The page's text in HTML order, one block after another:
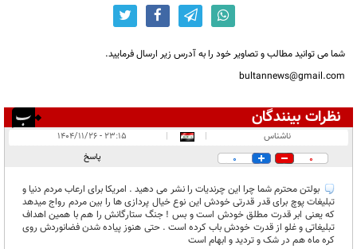
شما می توانید مطالب و تصاویر خود را به آدرس زیر ارسال فرمایید.
bultannews@gmail.com
نظرات بینندگان
در انتظار بررسی:
ناشناس |
|
۲۳:۱۵ - ۱۴۰۴/۱۱/۲۶
0
0 پاسخ
بولتن محترم شما چرا این چرندیات را نشر می دهید . امریکا برای ارعاب مردم دنیا و
تبلیغات پوچ برای قدر قدرتی خودش این نوع خیال پردازی ها را بین مردم رواج میدهد
که یعنی ابر قدرت مطلق خودش است و بس ! جنگ ستارگانش را هم با همین اهداف
تبلیغاتی و غلو از قدرت خودش باب کرده است . حتی هنوز پیاده شدن فضانوردش روی
کره ماه هم در شک و تردید و ابهام است